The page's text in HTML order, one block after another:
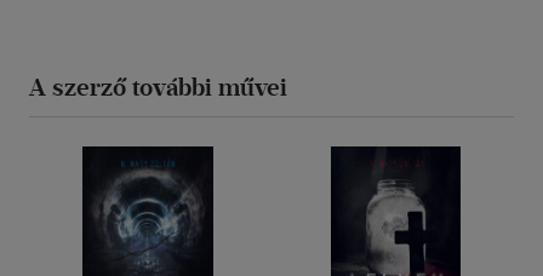
A szerző további művei